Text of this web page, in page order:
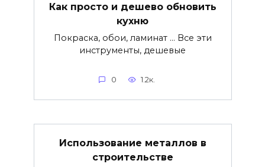
Как просто и дешево обновить
кухню
Покраска, обои, ламинат … Все эти
инструменты, дешевые
0 1.2к.
Использование металлов в
строительстве